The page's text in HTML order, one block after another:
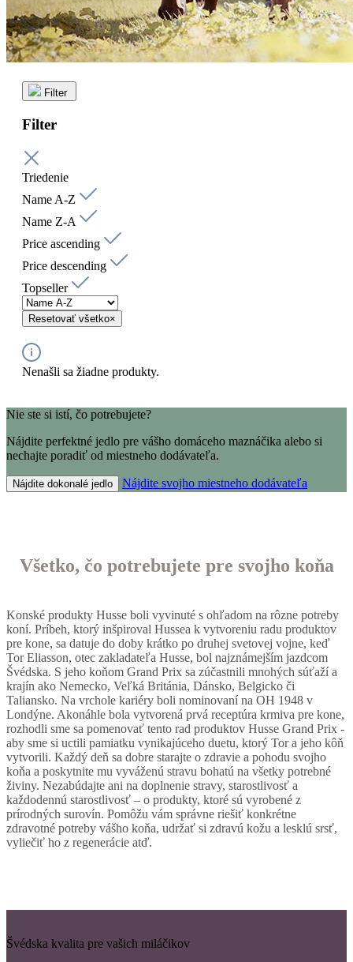
Filter
Filter
Triedenie
Name A-Z
Name Z-A
Price ascending
Price descending
Topseller
Resetovať všetko×
Nenašli sa žiadne produkty.
Nie ste si istí, čo potrebujete?
Nájdite perfektné jedlo pre vášho domáceho maznáčika alebo si
nechajte poradiť od miestneho dodávateľa.
Nájdite dokonalé jedlo Nájdite svojho miestneho dodávateľa
Všetko, čo potrebujete pre svojho koňa
Konské produkty Husse boli vyvinuté s ohľadom na rôzne potreby
koní. Príbeh, ktorý inšpiroval Hussea k vytvoreniu radu produktov
pre kone, sa datuje do doby krátko po druhej svetovej vojne, keď
Tor Eliasson, otec zakladateľa Husse, bol najznámejším jazdcom
Švédska. S jeho koňom Grand Prix sa zúčastnili mnohých súťaží a
krajín ako Nemecko, Veľká Británia, Dánsko, Belgicko či
Taliansko. Na vrchole kariéry boli nominovaní na OH 1948 v
Londýne. Akonáhle bola vytvorená prvá receptúra krmiva pre kone,
rozhodli sme sa pomenovať tento rad produktov Husse Grand Prix -
aby sme si uctili pamiatku vynikajúceho duetu, ktorý Tor a jeho kôň
vytvorili. Každý deň sa dobre starajte o zdravie a pohodu svojho
koňa a poskytnite mu vyváženú stravu bohatú na všetky potrebné
živiny. Nezabúdajte ani na doplnenie stravy, starostlivosť a
každodennú starostlivosť – o produkty, ktoré sú vyrobené z
prírodných surovín. Pomôžu vám správne riešiť konkrétne
zdravotné potreby vášho koňa, udržať si zdravú kožu a lesklú srsť,
vyliečiť ho z regenerácie atď.
Švédska kvalita pre vašich miláčikov